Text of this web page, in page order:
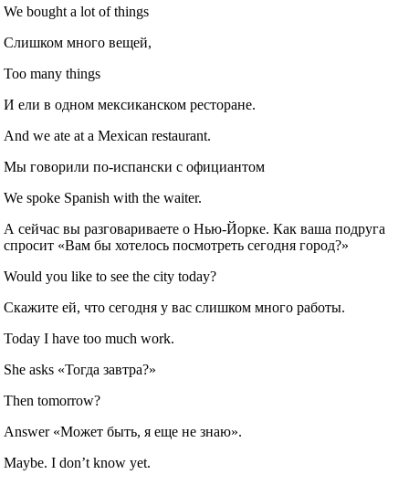
We bought a lot of things
Слишком много вещей,
Too many things
И ели в одном мексиканском ресторане.
And we ate at a Mexican restaurant.
Мы говорили по-испански с официантом
We spoke Spanish with the waiter.
А сейчас вы разговариваете о Нью-Йорке. Как ваша подруга
спросит «Вам бы хотелось посмотреть сегодня город?»
Would you like to see the city today?
Скажите ей, что сегодня у вас слишком много работы.
Today I have too much work.
She asks «Тогда завтра?»
Then tomorrow?
Answer «Может быть, я еще не знаю».
Maybe. I don’t know yet.